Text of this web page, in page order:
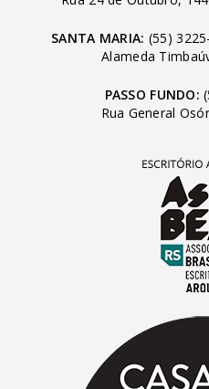
SANTA MARIA: (55)
Alameda
PASSO FUNDO:
Rua General